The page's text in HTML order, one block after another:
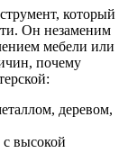
который
Он незаменим
мебели или
почему
деревом,
с высокой